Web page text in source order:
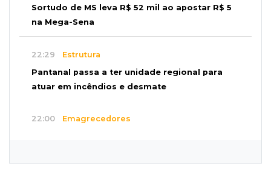
Sortudo de MS leva R$ 52 mil ao apostar R$ 5
na Mega-Sena
22:29 Estrutura
Pantanal passa a ter unidade regional para
atuar em incêndios e desmate
22:00 Emagrecedores